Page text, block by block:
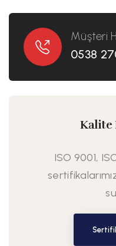
Müşteri
0538
Kalite
ISO 9001,